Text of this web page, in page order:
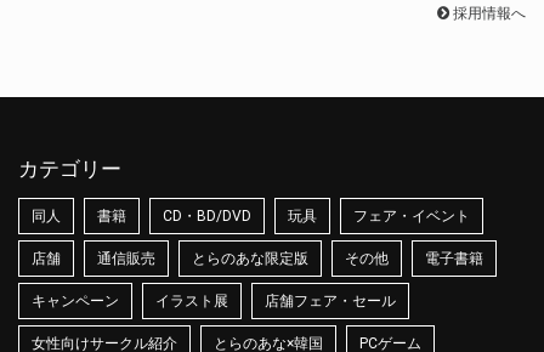
採用情報へ
カテゴリー
同人 書籍 CD・BD/DVD 玩具 フェア・イベント
店舗 通信販売 とらのあな限定版 その他 電子書籍
キャンペーン イラスト展 店舗フェア・セール
女性向けサークル紹介 とらのあな×韓国 PCゲーム